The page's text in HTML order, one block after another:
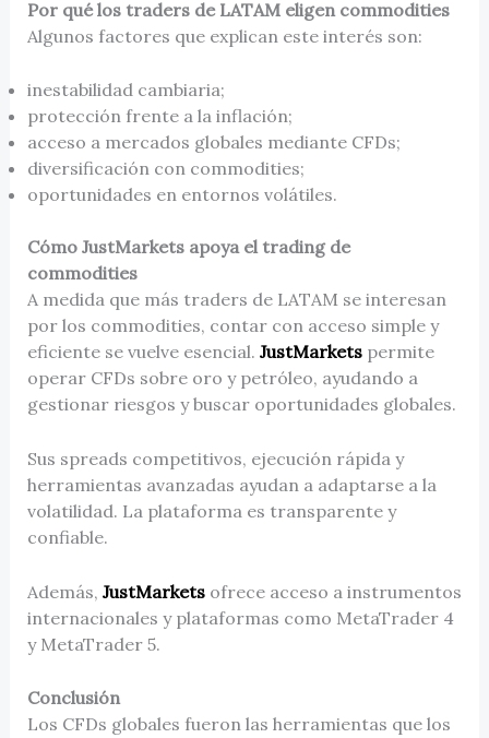
Por qué los traders de LATAM eligen commodities
Algunos factores que explican este interés son:
inestabilidad cambiaria;
protección frente a la inflación;
acceso a mercados globales mediante CFDs;
diversificación con commodities;
oportunidades en entornos volátiles.
Cómo JustMarkets apoya el trading de
commodities
A medida que más traders de LATAM se interesan
por los commodities, contar con acceso simple y
eficiente se vuelve esencial. JustMarketspermite
operar CFDs sobre oro y petróleo, ayudando a
gestionar riesgos y buscar oportunidades globales.
Sus spreads competitivos, ejecución rápida y
herramientas avanzadas ayudan a adaptarse a la
volatilidad. La plataforma es transparente y
confiable.
Además, JustMarketsofrece acceso a instrumentos
internacionales y plataformas como MetaTrader 4
y MetaTrader 5.
Conclusión
Los CFDs globales fueron las herramientas que los